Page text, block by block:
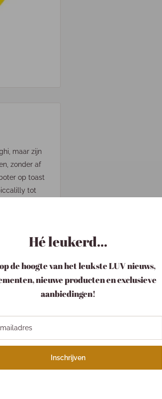
Hé leukerd...
de hoogte van het leukste LUV nieuws,
nieuwe producten en exclusieve
aanbiedingen!
Inschrijven
maar zijn
zonder af
op toast
tot
Met
op het
wereldwijd
jaar
recepten.
in